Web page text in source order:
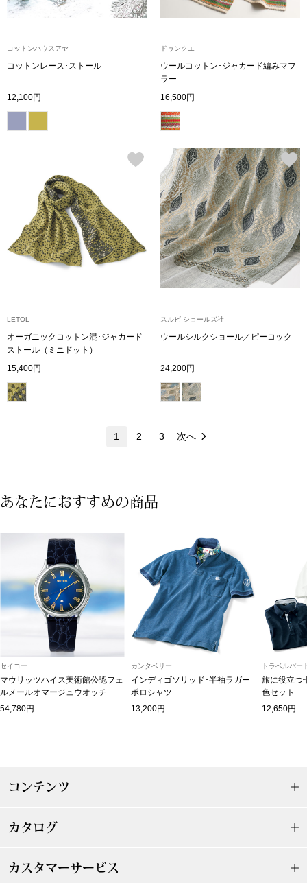
革小物
ウオッチ／ア
ウオッチ
ネックレス
リング
帽子
マフラー／ス
スカーフ／ス
コットンハウスアヤ
コットンレース･ストール
12,100円
ドゥンクエ
ウールコットン･ジャカード編みマフ
ラー
16,500円
LETOL
オーガニックコットン混･ジャカード
ストール（ミニドット）
15,400円
スルビ ショールズ社
ウールシルクショール／ピーコック
24,200円
1 2 3 次へ
あなたにおすすめの商品
セイコー
マウリッツハイス美術館公認フェ
ルメールオマージュウオッチ
54,780円
カンタベリー
インディゴソリッド･半袖ラガー
ポロシャツ
13,200円
トラベルパー
旅に役立つ
色セット
12,650円
コンテンツ
カタログ
カスタマーサービス